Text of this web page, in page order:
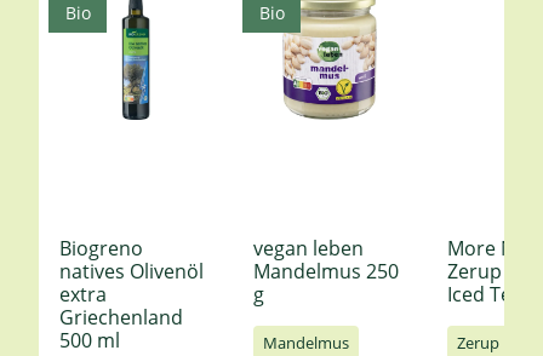
Biogreno
natives Olivenöl
extra
Griechenland
500 ml
Bio
vegan leben
Mandelmus 250
g
Mandelmus
Bio
More
Zerup
Iced Tea
Zerup